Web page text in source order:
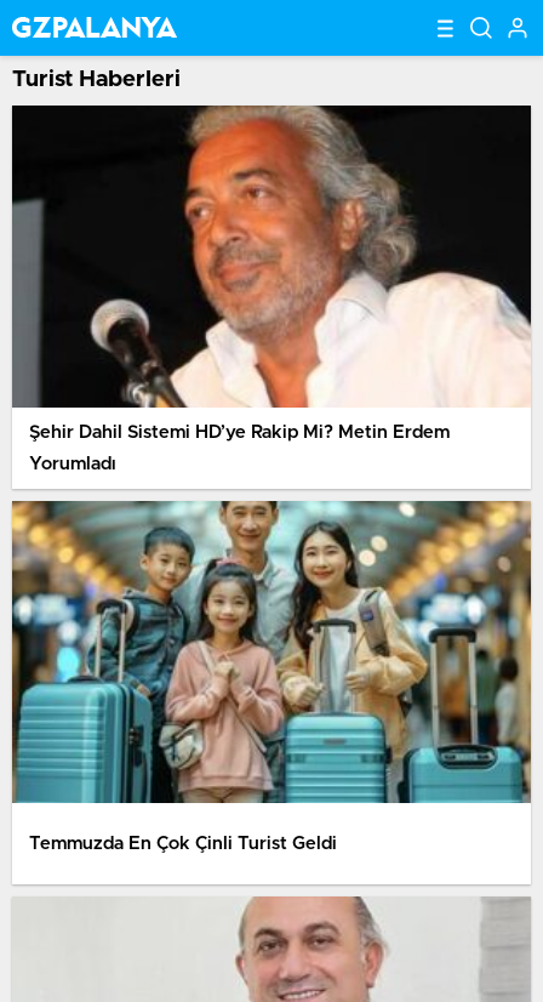
Turist Haberleri
Şehir Dahil Sistemi HD’ye Rakip Mi? Metin Erdem
Yorumladı
Temmuzda En Çok Çinli Turist Geldi